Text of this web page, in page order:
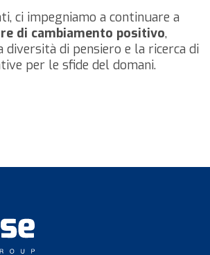
ci impegniamo a continuare a
di cambiamento positivo,
diversità di pensiero e la ricerca di
per le sfide del domani.